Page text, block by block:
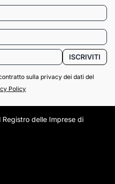
ISCRIVITI
sulla privacy dei dati del
Policy
delle Imprese di